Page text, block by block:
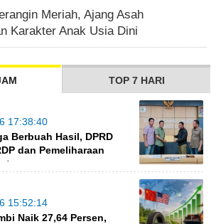
Meriah, Ajang Asah
Karakter Anak Usia Dini
TOP 7 HARI
17:38:40
Berbuah Hasil, DPRD
dan Pemeliharaan
15:52:14
Naik 27,64 Persen,